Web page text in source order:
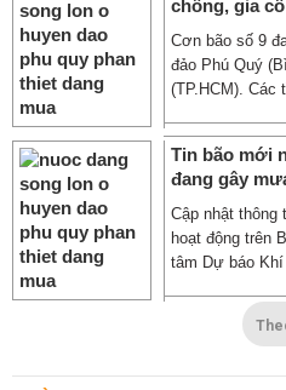
chống, gia
Cơn bão số 9
đảo Phú Quý
(TP.HCM). Các
Tin bão mới
đang gây
Cập nhật thông
hoạt động trên
tâm Dự báo